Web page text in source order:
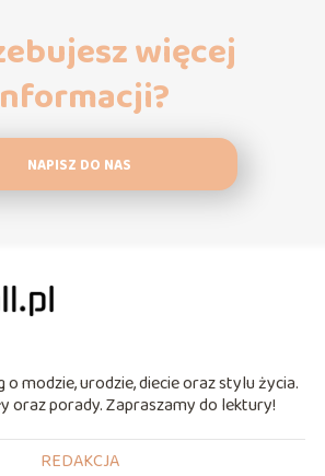
więcej
NAPISZ DO NAS
modzie, urodzie, diecie oraz stylu życia.
oraz porady. Zapraszamy do lektury!
REDAKCJA